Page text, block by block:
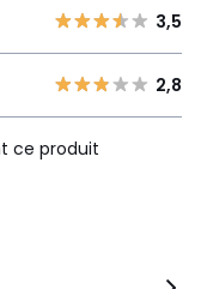
3,5
2,8
ce produit
3,5
2,8
ce produit